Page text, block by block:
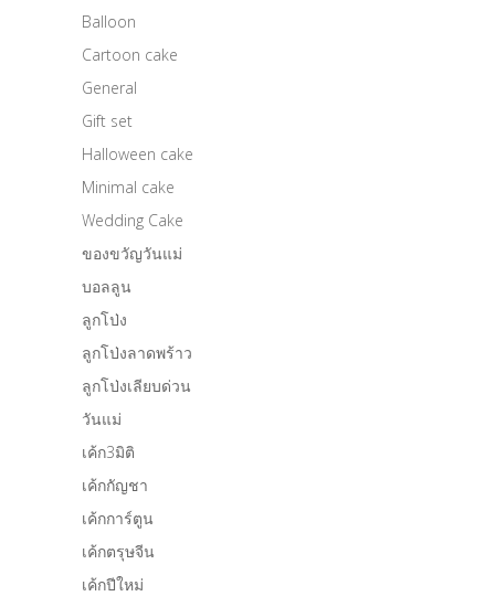
Balloon
Cartoon cake
General
Gift set
Halloween cake
Minimal cake
Wedding Cake
ของขวัญวันแม่
บอลลูน
ลูกโป่ง
ลูกโป่งลาดพร้าว
ลูกโป่งเลียบด่วน
วันแม่
เค้ก3มิติ
เค้กกัญชา
เค้กการ์ตูน
เค้กตรุษจีน
เค้กปีใหม่